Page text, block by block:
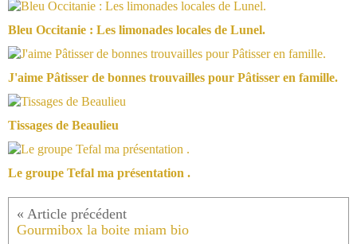
Bleu Occitanie : Les limonades locales de Lunel.
J'aime Pâtisser de bonnes trouvailles pour Pâtisser en famille.
Tissages de Beaulieu
Le groupe Tefal ma présentation .
Gourmibox la boite miam bio